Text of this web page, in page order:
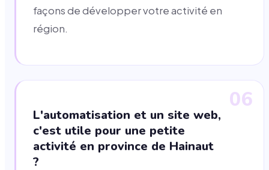
façons de développer votre activité en
région.
06
L'automatisation et un site web,
c'est utile pour une petite
activité en province de Hainaut
?